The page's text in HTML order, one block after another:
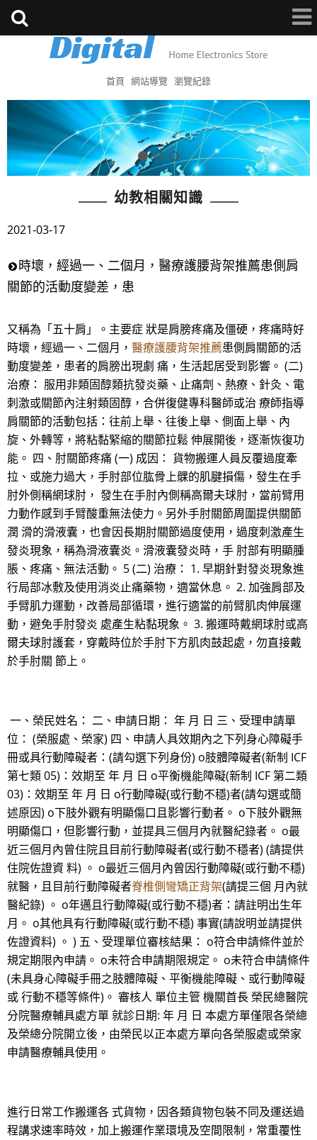
首頁 網站導覽 瀏覽紀錄
幼教相關知識
2021-03-17
時壞，經過一、二個月，醫療護腰背架推薦患側肩
關節的活動度變差，患
又稱為「五十肩」。主要症 狀是肩膀疼痛及僵硬，疼痛時好
時壞，經過一、二個月， 醫療護腰背架推薦患側肩關節的活
動度變差，患者的肩膀出現劇 痛，生活起居受到影響。 (二)
治療： 服用非類固醇類抗發炎藥、止痛劑、熱療、針灸、電
刺激或關節內注射類固醇，合併復健專科醫師或治 療師指導
肩關節的活動包括：往前上舉、往後上舉、側面上舉、內
旋、外轉等，將粘黏緊縮的關節拉鬆 伸展開後，逐漸恢復功
能。 四、肘關節疼痛 (一) 成因： 貨物搬運人員反覆過度牽
拉、或施力過大，手肘部位肱骨上髁的肌腱損傷，發生在手
肘外側稱網球肘， 發生在手肘內側稱高爾夫球肘，當前臂用
力動作感到手臂酸重無法使力。另外手肘關節周圍提供關節
潤 滑的滑液囊，也會因長期肘關節過度使用，過度刺激產生
發炎現象，稱為滑液囊炎。滑液囊發炎時，手 肘部有明顯腫
脹、疼痛、無法活動。 5 (二) 治療： 1. 早期針對發炎現象進
行局部冰敷及使用消炎止痛藥物，適當休息。 2. 加強肩部及
手臂肌力運動，改善局部循環，進行適當的前臂肌肉伸展運
動，避免手肘發炎 處產生粘黏現象。 3. 搬運時戴網球肘或高
爾夫球肘護套，穿戴時位於手肘下方肌肉鼓起處，勿直接戴
於手肘關 節上。
一、榮民姓名： 二、申請日期： 年 月 日 三、受理申請單
位： (榮服處、榮家) 四、申請人具效期內之下列身心障礙手
冊或具行動障礙者：(請勾選下列身份) o肢體障礙者(新制 ICF
第七類 05)：效期至 年 月 日 o平衡機能障礙(新制 ICF 第二類
03)：效期至 年 月 日 o行動障礙(或行動不穩)者(請勾選或簡
述原因) o下肢外觀有明顯傷口且影響行動者。 o下肢外觀無
明顯傷口，但影響行動，並提具三個月內就醫紀錄者。 o最
近三個月內曾住院且目前行動障礙者(或行動不穩者) (請提供
住院佐證資 料) 。 o最近三個月內曾因行動障礙(或行動不穩)
就醫，且目前行動障礙者脊椎側彎矯正背架(請提三個 月內就
醫紀錄) 。 o年邁且行動障礙(或行動不穩)者：請註明出生年
月。 o其他具有行動障礙(或行動不穩) 事實(請說明並請提供
佐證資料) 。 ) 五、受理單位審核結果： o符合申請條件並於
規定期限內申請。 o未符合申請期限規定。 o未符合申請條件
(未具身心障礙手冊之肢體障礙、平衡機能障礙、或行動障礙
或 行動不穩等條件)。 審核人 單位主管 機關首長 榮民總醫院
分院醫療輔具處方單 就診日期: 年 月 日 本處方單僅限各榮總
及榮總分院開立後，由榮民以正本處方單向各榮服處或榮家
申請醫療輔具使用。
進行日常工作搬運各 式貨物，因各類貨物包裝不同及運送過
程講求速率時效，加上搬運作業環境及空間限制，常重覆性